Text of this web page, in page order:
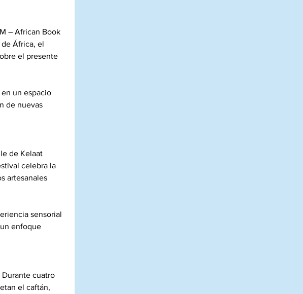
– African Book
África, el
el presente
en un espacio
de nuevas
de Kelaat
celebra la
artesanales
sensorial
enfoque
Durante cuatro
el caftán,